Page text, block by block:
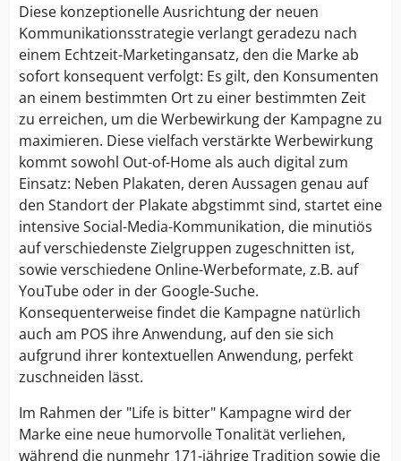
Diese konzeptionelle Ausrichtung der neuen
Kommunikationsstrategie verlangt geradezu nach
einem Echtzeit-Marketingansatz, den die Marke ab
sofort konsequent verfolgt: Es gilt, den Konsumenten
an einem bestimmten Ort zu einer bestimmten Zeit
zu erreichen, um die Werbewirkung der Kampagne zu
maximieren. Diese vielfach verstärkte Werbewirkung
kommt sowohl Out-of-Home als auch digital zum
Einsatz: Neben Plakaten, deren Aussagen genau auf
den Standort der Plakate abgstimmt sind, startet eine
intensive Social-Media-Kommunikation, die minutiös
auf verschiedenste Zielgruppen zugeschnitten ist,
sowie verschiedene Online-Werbeformate, z.B. auf
YouTube oder in der Google-Suche.
Konsequenterweise findet die Kampagne natürlich
auch am POS ihre Anwendung, auf den sie sich
aufgrund ihrer kontextuellen Anwendung, perfekt
zuschneiden lässt.
Im Rahmen der "Life is bitter" Kampagne wird der
Marke eine neue humorvolle Tonalität verliehen,
während die nunmehr 171-jährige Tradition sowie die